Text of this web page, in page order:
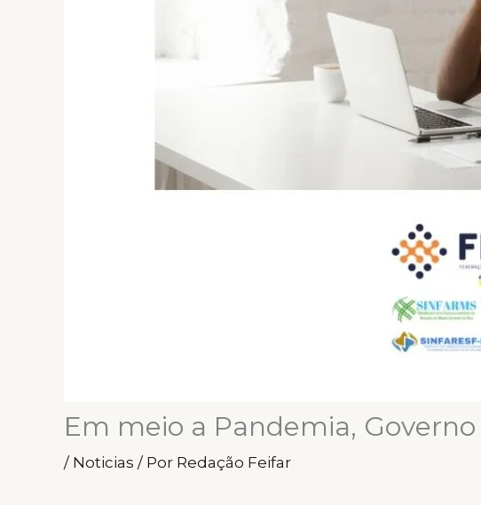
Em meio a Pandemia,
/ Noticias / Por Redação Feifar